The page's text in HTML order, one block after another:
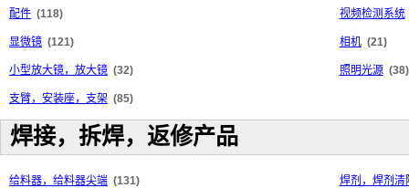
配件 (118) 视频检测系统
显微镜 (121) 相机 (21)
小型放大镜，放大镜 (32) 照明光源 (38)
支臂，安装座，支架 (85)
焊接，拆焊，返修产品
给料器，给料器尖端 (131) 焊剂，焊剂清